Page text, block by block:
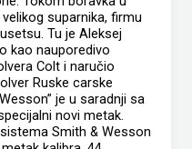
suparnika, firmu
Tu je Aleksej
kao nauporedivo
Colt i naručio
Ruske carske
je u saradnji sa
novi metak.
Smith & Wesson